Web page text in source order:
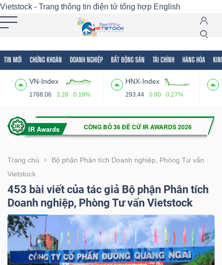
Vietstock - Trang thông tin điện tử tổng hợp English
TIN MỚI CHỨNG KHOÁN DOANH NGHIỆP BẤT ĐỘNG SẢN TÀI CHÍNH HÀNG HÓA
VN-Index
1768.06 3.28 0.19%
HNX-Index
293.44 0.80 0.27%
Trang chủ
Bộ phận Phân tích Doanh nghiệp, Phòng Tư vấn
Vietstock
453 bài viết của tác giả Bộ phận Phân tích
Doanh nghiệp, Phòng Tư vấn Vietstock
Tất cả Tính năng Ngành Mã chứng khoán
Tính
(-)
VIETSTOCK
CHỨNG
DOANH